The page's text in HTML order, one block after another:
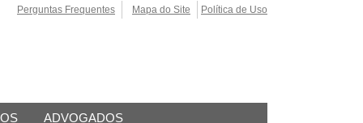
Perguntas Frequentes Mapa do Site Política de Uso
ADVOGADOS